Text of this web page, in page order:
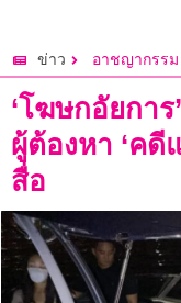
ข่าว อาชญากรรม
‘โฆษกอัยกา
ผู้ต้องหา ‘คดี
สื่อ